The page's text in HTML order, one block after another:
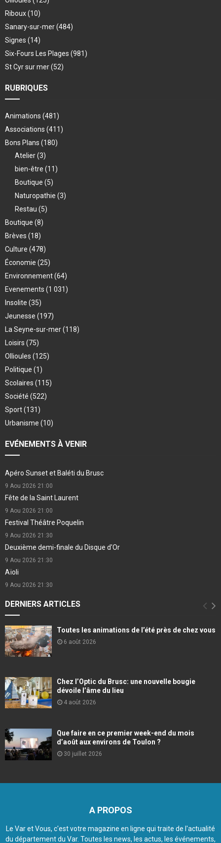
Riboux(10)
Sanary-sur-mer(484)
Signes (14)
Six-Fours Les Plages (981)
St Cyr sur mer(52)
RUBRIQUES
Animations (481)
Associations (411)
Bons Plans (180)
Atelier(3)
bien-être (11)
Boutique (5)
Naturopathie (3)
Restau (5)
Boutique (8)
Brèves (18)
Culture (478)
Économie (25)
Environnement(64)
Evenements (1 031)
Insolite (35)
Jeunesse (197)
La Seyne-sur-mer(118)
Loisirs (75)
Ollioules (125)
Politique (1)
Scolaires (115)
Société (522)
Sport(131)
Urbanisme (10)
EVÉNEMENTS À VENIR
Apéro Sunset et Baléti du Brusc
9 Aou 2026 21:00
Fête de la Saint Laurent
9 Aou 2026 21:00
Festival Théâtre Poquelin
9 Aou 2026 21:30
Deuxième demi-finale du Disque d'Or
9 Aou 2026 21:30
Aïoli
9 Aou 2026 21:30
DERNIERS ARTICLES
Toutes les animations de l’été près de chez vous
6 août 2026
Chez l’Optic du Brusc: une nouvelle bougie
dévoile l’âme du lieu
4 août 2026
Que faire en ce premier week-end du mois
d’août aux environs de Toulon ?
30 juillet 2026
A PROPOS
Le Var et Vous, c'est votre magazine en ligne qui traite de l'actualité
du département du Var. Toutes les news, les actus, les événements,